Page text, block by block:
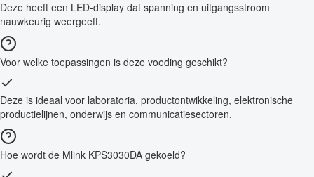
Deze heeft een LED-display dat spanning en uitgangsstroom
nauwkeurig weergeeft.
Voor welke toepassingen is deze voeding geschikt?
Deze is ideaal voor laboratoria, productontwikkeling, elektronische
productielijnen, onderwijs en communicatiesectoren.
Hoe wordt de Mlink KPS3030DA gekoeld?